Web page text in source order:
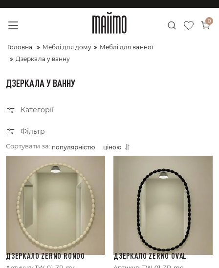
0
Головна Меблі для дому
Меблі для ванної
Дзеркала у ванну
ДЗЕРКАЛА У ВАННУ
Категорії
Фільтр
Сортувати за: популярністю ціною
ДЗЕРКАЛО ZERNO RONDO ДЗЕРКАЛО ZERNO OVAL